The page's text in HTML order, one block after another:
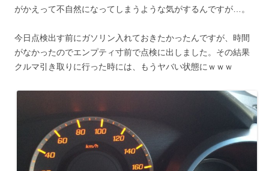
がかえって不自然になってしまうような気がするんですが…。
今日点検出す前にガソリン入れておきたかったんですが、時間
がなかったのでエンプティ寸前で点検に出しました。その結果
クルマ引き取りに行った時には、もうヤバい状態にｗｗｗ